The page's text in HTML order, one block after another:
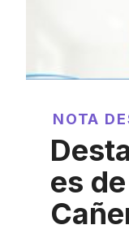
NOTA
es de